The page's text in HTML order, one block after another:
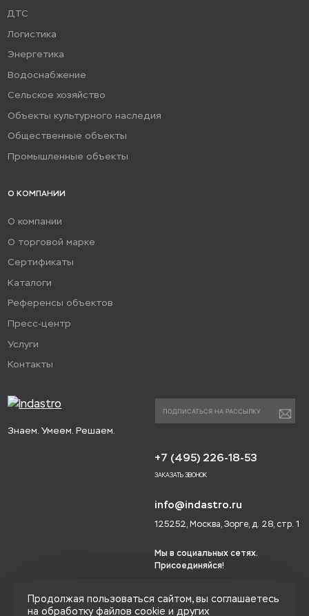
Знаем. Умеем. Решаем.
ДТС
Логистика
Энергетика
Водоснабжение
Сельское хозяйство
Объекты культурного наследия
Общественные объекты
Промышленные объекты
О КОМПАНИИ
О компании
О торговой марке
Сертификаты
Каталоги
Референсы объектов
Пресс-центр
Услуги
Контакты
+7 (495) 226-18-53
ЗАКАЗАТЬ ЗВОНОК
info@indastro.ru
125252, Москва, Зорге, д. 28, стр. 1
Мы в социальных сетях.
Присоединяйся!
Продолжая пользоваться сайтом, вы соглашаетесь
на обработку файлов cookie и других